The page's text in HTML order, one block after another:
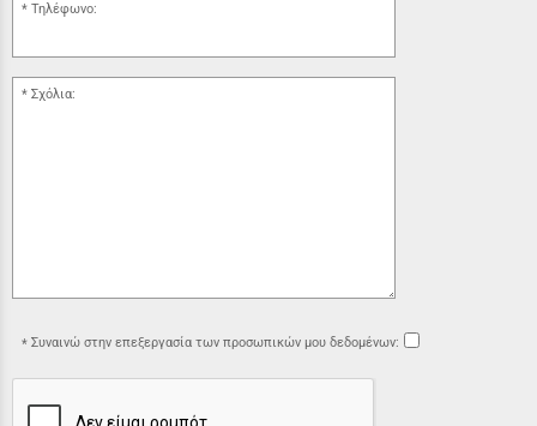
Τηλέφωνο:
Σχόλια:
Συναινώ στην επεξεργασία των προσωπικών μου δεδομένων: